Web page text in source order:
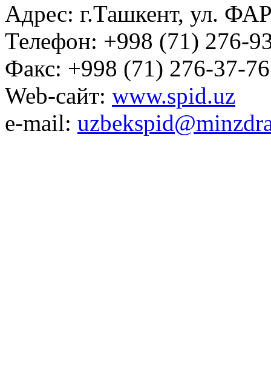
Адрес: г.Ташкент, ул.
Телефон: +998 (71) 276-
Факс: +998 (71) 276-37-76
Web-сайт: www.spid.uz
e-mail: